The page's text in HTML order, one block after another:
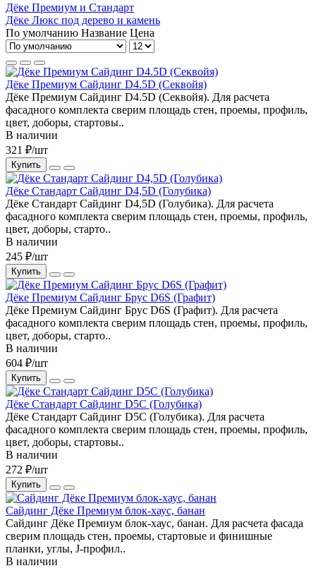
Дёке Премиум и Стандарт
Дёке Люкс под дерево и камень
По умолчанию Название Цена
Дёке Премиум Сайдинг D4.5D (Секвойя)
Дёке Премиум Сайдинг D4.5D (Секвойя). Для расчета
фасадного комплекта сверим площадь стен, проемы, профиль,
цвет, доборы, стартовы..
В наличии
321 ₽/шт
Купить
Дёке Стандарт Сайдинг D4,5D (Голубика)
Дёке Стандарт Сайдинг D4,5D (Голубика). Для расчета
фасадного комплекта сверим площадь стен, проемы, профиль,
цвет, доборы, старто..
В наличии
245 ₽/шт
Купить
Дёке Премиум Сайдинг Брус D6S (Графит)
Дёке Премиум Сайдинг Брус D6S (Графит). Для расчета
фасадного комплекта сверим площадь стен, проемы, профиль,
цвет, доборы, старто..
В наличии
604 ₽/шт
Купить
Дёке Стандарт Сайдинг D5C (Голубика)
Дёке Стандарт Сайдинг D5C (Голубика). Для расчета
фасадного комплекта сверим площадь стен, проемы, профиль,
цвет, доборы, стартовы..
В наличии
272 ₽/шт
Купить
Сайдинг Дёке Премиум блок-хаус, банан
Сайдинг Дёке Премиум блок-хаус, банан. Для расчета фасада
сверим площадь стен, проемы, стартовые и финишные
планки, углы, J-профил..
В наличии